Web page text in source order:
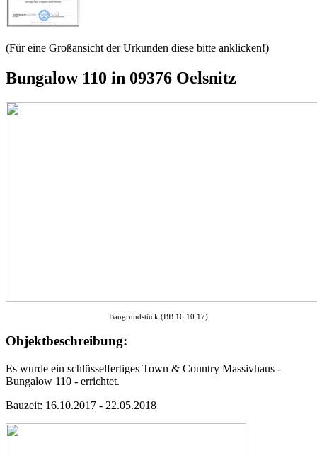
(Für eine Großansicht der Urkunden diese bitte anklicken!)
Bungalow 110 in 09376 Oelsnitz
Baugrundstück (BB 16.10.17)
Objektbeschreibung:
Es wurde ein schlüsselfertiges Town & Country Massivhaus -
Bungalow 110 - errichtet.
Bauzeit: 16.10.2017 - 22.05.2018